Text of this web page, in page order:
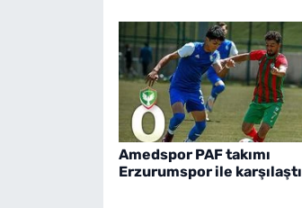
Amedspor PAF takımı
Erzurumspor ile karşılaştı